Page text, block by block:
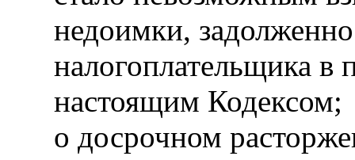
недоимки,
налогоплательщика в
настоящим Кодексом;
о досрочном